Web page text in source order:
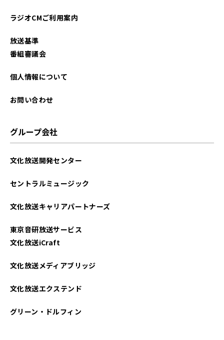
ラジオCMご利用案内
放送基準
番組審議会
個人情報について
お問い合わせ
グループ会社
文化放送開発センター
セントラルミュージック
文化放送キャリアパートナーズ
東京音研放送サービス
文化放送iCraft
文化放送メディアブリッジ
文化放送エクステンド
グリーン・ドルフィン